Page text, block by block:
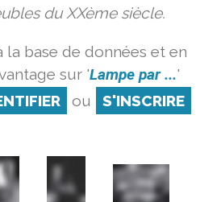
du XXème siècle.
la base de données et en
sur 'Lampe par ...'
ou S'INSCRIRE